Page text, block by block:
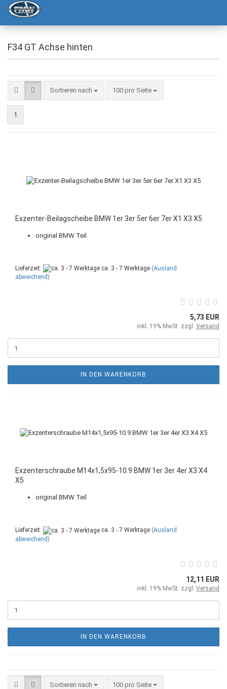
F34 GT Achse hinten
Sortieren nach 100 pro Seite
1
Exzenter-Beilagscheibe BMW 1er 3er 5er 6er 7er X1 X3 X5
original BMW Teil
Lieferzeit: ca. 3 - 7 Werktage (Ausland
abweichend)
5,73 EUR
inkl. 19% MwSt. zzgl. Versand
IN DEN WARENKORB
Exzenterschraube M14x1,5x95-10.9 BMW 1er 3er 4er X3 X4
X5
original BMW Teil
Lieferzeit: ca. 3 - 7 Werktage (Ausland
abweichend)
12,11 EUR
inkl. 19% MwSt. zzgl. Versand
IN DEN WARENKORB
Sortieren nach 100 pro Seite